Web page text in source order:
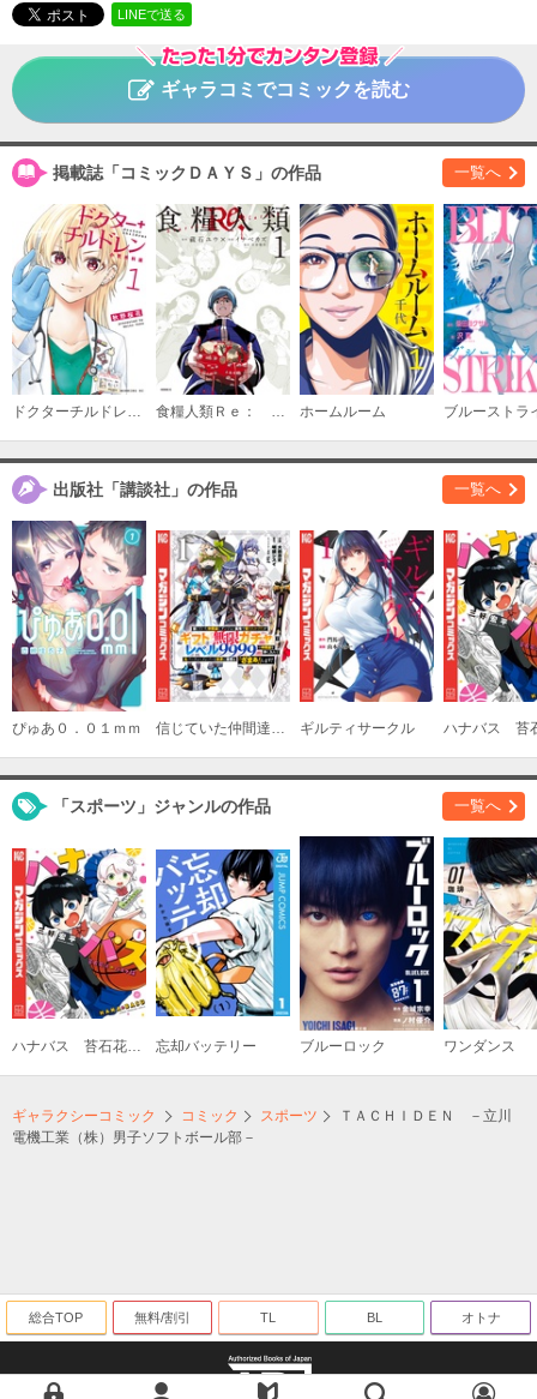
掲載誌 コミックＤＡＹＳ
講談社
LINEで送る
ギャラコミでコミックを読む
掲載誌「コミックＤＡＹＳ」の作品 一覧へ
ドクターチルドレン～小児外科医～ 食糧人類Ｒｅ： －Ｓｔａｒｖｉｎｇ Ｒｅ：ｖｅｌａｔｉｏｎ－ ホームルーム ブルーストラ
出版社「講談社」の作品 一覧へ
ぴゅあ０．０１ｍｍ 信じていた仲間達にダンジョン奥地で殺されかけたがギフト『無限ガチャ』でレベル９９９９の仲間達を手に入れて元パーティーメンバーと世界に復讐＆『ざまぁ！』します！ ギルティサークル
「スポーツ」ジャンルの作品 一覧へ
忘却バッテリー ブルーロック ワンダンス
ギャラクシーコミック コミック スポーツ
ＴＡＣＨＩＤＥＮ －立川
電機工業（株）男子ソフトボール部－
総合TOP 無料/割引 TL BL オトナ